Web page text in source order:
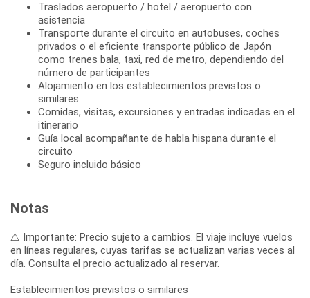
Traslados aeropuerto / hotel / aeropuerto con
asistencia
Transporte durante el circuito en autobuses, coches
privados o el eficiente transporte público de Japón
como trenes bala, taxi, red de metro, dependiendo del
número de participantes
Alojamiento en los establecimientos previstos o
similares
Comidas, visitas, excursiones y entradas indicadas en el
itinerario
Guía local acompañante de habla hispana durante el
circuito
Seguro incluido básico
Notas
⚠️ Importante: Precio sujeto a cambios. El viaje incluye vuelos
en líneas regulares, cuyas tarifas se actualizan varias veces al
día. Consulta el precio actualizado al reservar.
Establecimientos previstos o similares